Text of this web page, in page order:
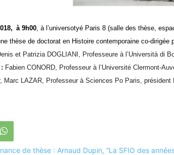
à 9h00 , à l’universotyé Paris 8 (salle des thèse,
thèse de doctorat en Histoire contemporaine co-dirigée
et Patrizia DOGLIANI, Professeure à l’Università di
Fabien CONORD, Professeur à l’Université Clermont-
Marc LAZAR, Professeur à Sciences Po Paris,
de thèse : Arnaud Dupin, “La SFIO des